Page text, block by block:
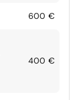
600 €
400 €